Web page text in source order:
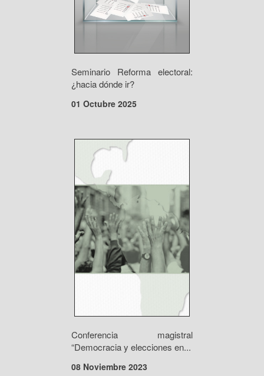
Seminario Reforma electoral:
¿hacia dónde ir?
01 Octubre 2025
Conferencia magistral
“Democracia y elecciones en...
08 Noviembre 2023